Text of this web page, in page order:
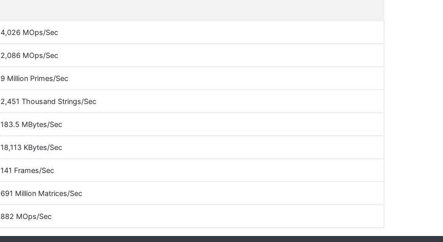
4,026 MOps/Sec
2,086 MOps/Sec
9 Million Primes/Sec
2,451 Thousand Strings/Sec
183.5 MBytes/Sec
18,113 KBytes/Sec
141 Frames/Sec
691 Million Matrices/Sec
882 MOps/Sec